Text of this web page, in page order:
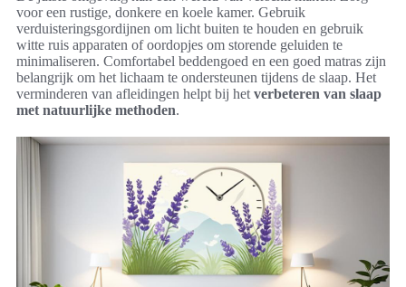
voor een rustige, donkere en koele kamer. Gebruik
verduisteringsgordijnen om licht buiten te houden en gebruik
witte ruis apparaten of oordopjes om storende geluiden te
minimaliseren. Comfortabel beddengoed en een goed matras zijn
belangrijk om het lichaam te ondersteunen tijdens de slaap. Het
verminderen van afleidingen helpt bij het verbeteren van slaap
met natuurlijke methoden.